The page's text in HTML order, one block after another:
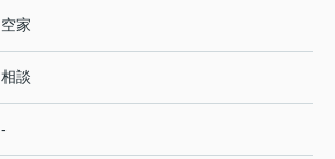
空家
相談
-